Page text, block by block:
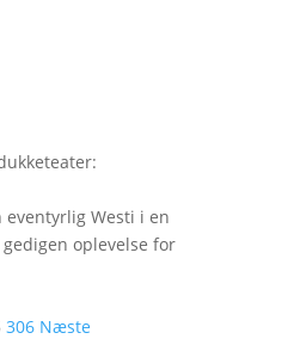
:
Westi i en
oplevelse for
306 Næste